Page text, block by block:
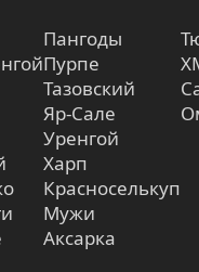
Пангоды
Пурпе
Тазовский
Яр-Сале
Уренгой
Харп
Красноселькуп
Мужи
Аксарка